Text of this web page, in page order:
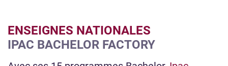
ENSEIGNES NATIONALES
IPAC BACHELOR FACTORY